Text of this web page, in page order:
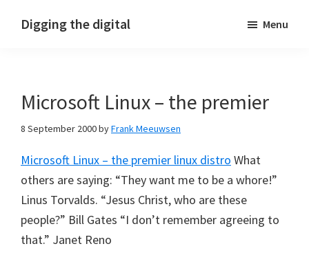
Digging the digital Menu
Microsoft Linux – the premier
8 September 2000byFrank Meeuwsen
Microsoft Linux – the premier linux distro What
others are saying: “They want me to be a whore!”
Linus Torvalds. “Jesus Christ, who are these
people?” Bill Gates “I don’t remember agreeing to
that.” Janet Reno